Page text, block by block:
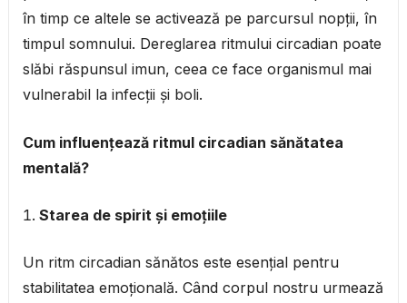
în timp ce altele se activează pe parcursul nopții, în
timpul somnului. Dereglarea ritmului circadian poate
slăbi răspunsul imun, ceea ce face organismul mai
vulnerabil la infecții și boli.
Cum influențează ritmul circadian sănătatea
mentală?
Starea de spirit și emoțiile
Un ritm circadian sănătos este esențial pentru
stabilitatea emoțională. Când corpul nostru urmează